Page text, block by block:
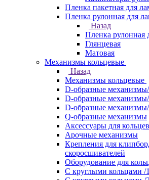
Пленка пакетная для
Пленка рулонная для
Назад
Пленка рулонная
Глянцевая
Матовая
Механизмы кольцевые
Назад
Механизмы кольцевые
D-образные
D-образные
D-образные
Q-образные механизмы
Аксессуары для
Арочные механизмы
Крепления для
скоросшивателей
Оборудование для
С круглыми кольцами /